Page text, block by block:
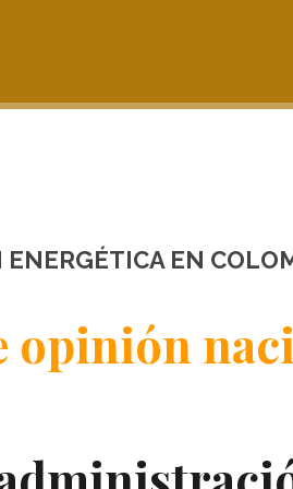
ENERGÉTICA EN
opinión